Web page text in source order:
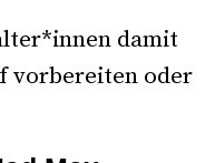
damit
vorbereiten oder